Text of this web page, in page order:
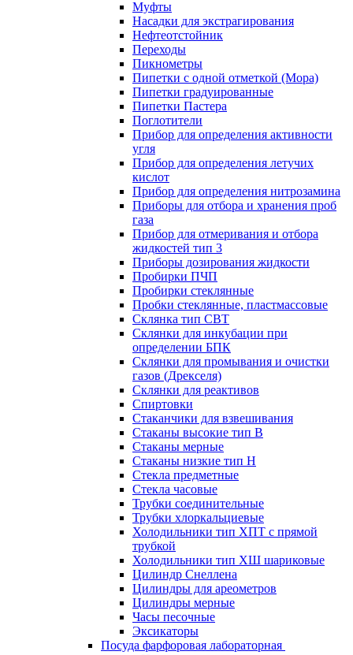
Муфты
Насадки для экстрагирования
Нефтеотстойник
Переходы
Пикнометры
Пипетки с одной отметкой (Мора)
Пипетки градуированные
Пипетки Пастера
Поглотители
Прибор для определения активности
угля
Прибор для определения летучих
кислот
Прибор для определения нитрозамина
Приборы для отбора и хранения проб
газа
Прибор для отмеривания и отбора
жидкостей тип 3
Приборы дозирования жидкости
Пробирки ПЧП
Пробирки стеклянные
Пробки стеклянные, пластмассовые
Склянка тип СВТ
Склянки для инкубации при
определении БПК
Склянки для промывания и очистки
газов (Дрекселя)
Склянки для реактивов
Спиртовки
Стаканчики для взвешивания
Стаканы высокие тип В
Стаканы мерные
Стаканы низкие тип Н
Стекла предметные
Стекла часовые
Трубки соединительные
Трубки хлоркальциевые
Холодильники тип ХПТ с прямой
трубкой
Холодильники тип ХШ шариковые
Цилиндр Снеллена
Цилиндры для ареометров
Цилиндры мерные
Часы песочные
Эксикаторы
Посуда фарфоровая лабораторная